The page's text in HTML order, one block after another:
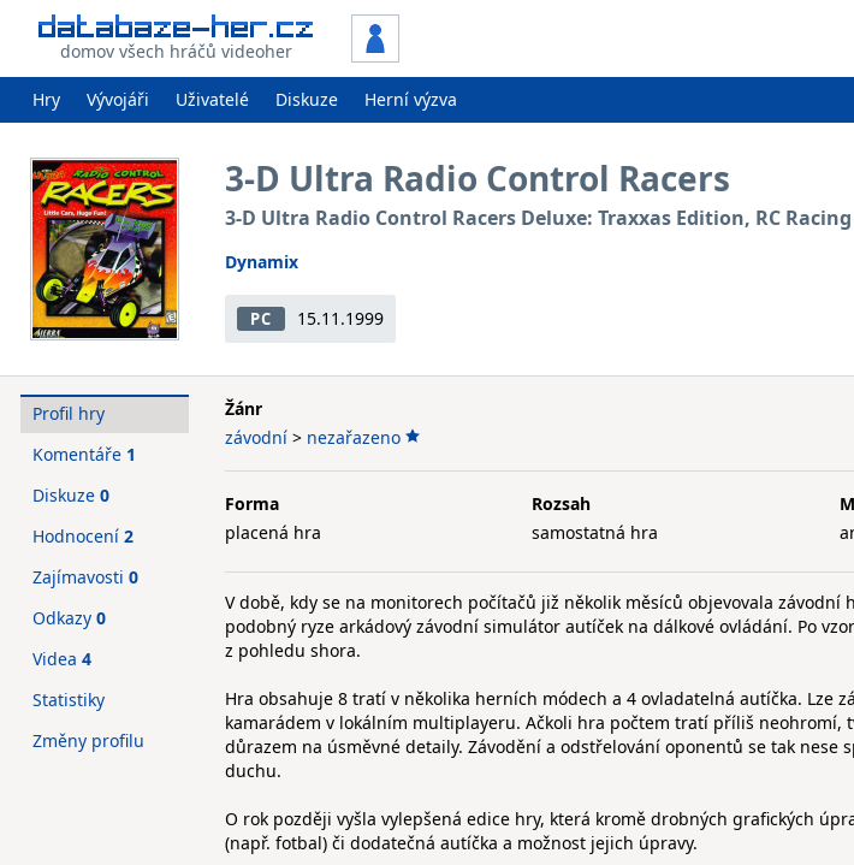
domov všech hráčů videoher
Hry Vývojáři Uživatelé Diskuze Herní výzva
3-D Ultra Radio Control Racers
3-D Ultra Radio Control Racers Deluxe: Traxxas Edition, RC Racing
Dynamix
PC 15.11.1999
Žánr
závodní > nezařazeno
Forma
placená hra
Rozsah
samostatná hra
V době, kdy se na monitorech počítačů již několik měsíců objevovala závodní
podobný ryze arkádový závodní simulátor autíček na dálkové ovládání. Po
z pohledu shora.
Hra obsahuje 8 tratí v několika herních módech a 4 ovladatelná autíčka. Lze
kamarádem v lokálním multiplayeru. Ačkoli hra počtem tratí příliš neohromí,
důrazem na úsměvné detaily. Závodění a odstřelování oponentů se tak nese
duchu.
O rok později vyšla vylepšená edice hry, která kromě drobných grafických
(např. fotbal) či dodatečná autíčka a možnost jejich úpravy.
Profil hry
Komentáře 1
Diskuze 0
Hodnocení 2
Zajímavosti 0
Odkazy 0
Videa 4
Statistiky
Změny profilu